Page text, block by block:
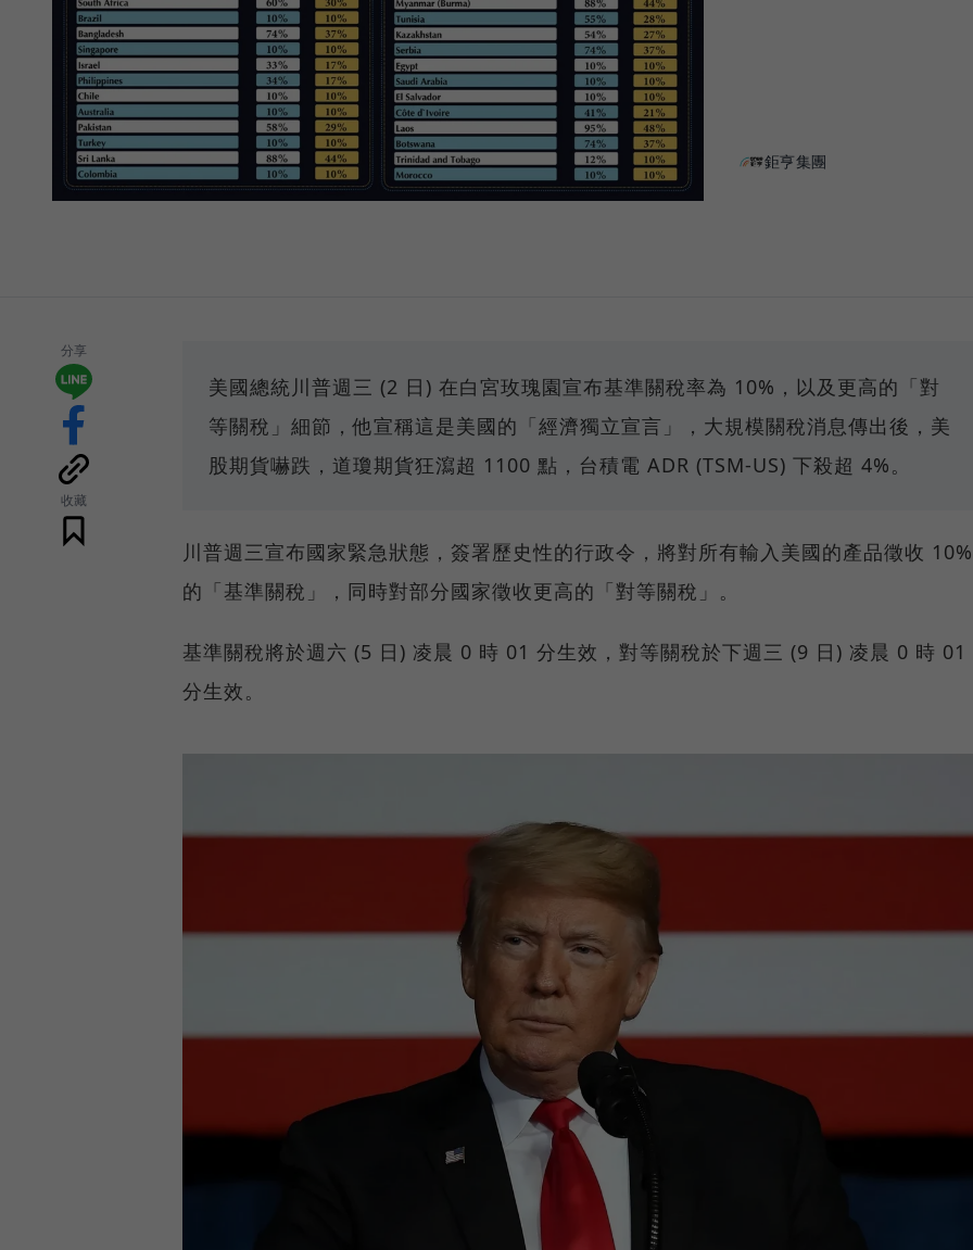
鉅亨集團
分享
收藏
美國總統川普週三 (2 日) 在白宮玫瑰園宣布基準關稅率為 10%，以及更高的「對
等關稅」細節，他宣稱這是美國的「經濟獨立宣言」，大規模關稅消息傳出後，美
股期貨嚇跌，道瓊期貨狂瀉超 1100 點，台積電 ADR (TSM-US) 下殺超 4%。
川普週三宣布國家緊急狀態，簽署歷史性的行政令，將對所有輸入美國的產品徵收 10%
的「基準關稅」，同時對部分國家徵收更高的「對等關稅」。
基準關稅將於週六 (5 日) 凌晨 0 時 01 分生效，對等關稅於下週三 (9 日) 凌晨 0 時 01
分生效。